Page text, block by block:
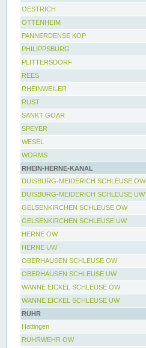
OESTRICH
OTTENHEIM
PANNERDENSE KOP
PHILIPPSBURG
PLITTERSDORF
REES
RHEINWEILER
RUST
SANKT GOAR
SPEYER
WESEL
WORMS
RHEIN-HERNE-KANAL
DUISBURG-MEIDERICH SCHLEUSE OW
DUISBURG-MEIDERICH SCHLEUSE UW
GELSENKIRCHEN SCHLEUSE OW
GELSENKIRCHEN SCHLEUSE UW
HERNE OW
HERNE UW
OBERHAUSEN SCHLEUSE OW
OBERHAUSEN SCHLEUSE UW
WANNE EICKEL SCHLEUSE OW
WANNE EICKEL SCHLEUSE UW
RUHR
Hattingen
RUHRWEHR OW